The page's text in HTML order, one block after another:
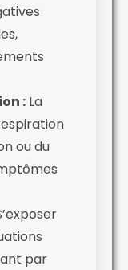
: La
ou du
par